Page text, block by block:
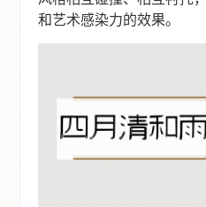
和艺术感染力的效果。